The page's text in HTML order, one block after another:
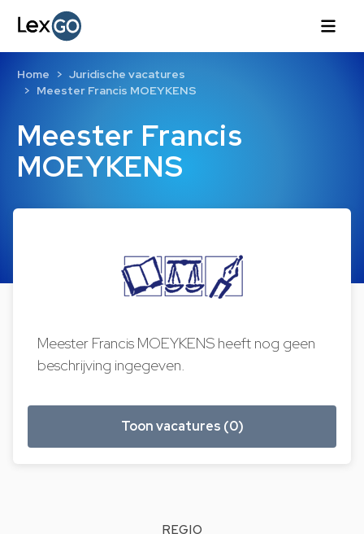
Meester Francis
MOEYKENS
Home
Juridische vacatures
Meester Francis MOEYKENS
Meester Francis MOEYKENS heeft nog geen
beschrijving ingegeven.
Toon vacatures (0)
REGIO